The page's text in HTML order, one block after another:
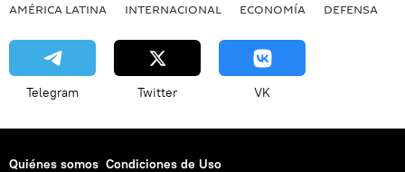
AMÉRICA LATINA INTERNACIONAL ECONOMÍA DEFENSA
Telegram Twitter VK
Quiénes somos Condiciones de Uso